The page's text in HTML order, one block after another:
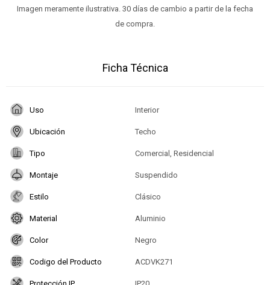
Imagen meramente ilustrativa. 30 días de cambio a partir de la fecha
de compra.
Ficha Técnica
Uso Interior
Ubicación Techo
Tipo Comercial, Residencial
Montaje Suspendido
Estilo Clásico
Material Aluminio
Color Negro
Codigo del Producto ACDVK271